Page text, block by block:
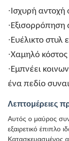
·Ισχυρή αντοχή
·Εξισορρόπηση
·Ευέλικτο στυλ
·Χαμηλό
·Εμπνέει
ένα πεδίο
Λεπτομέρειες
Αυτός ο μαύρος
εξαιρετικό έπιπλο
Κατασκευασμένος